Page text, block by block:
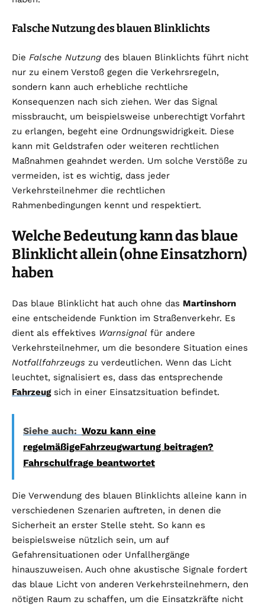
Falsche Nutzung des blauen Blinklichts
Die Falsche Nutzung des blauen Blinklichts führt nicht
nur zu einem Verstoß gegen die Verkehrsregeln,
sondern kann auch erhebliche rechtliche
Konsequenzen nach sich ziehen. Wer das Signal
missbraucht, um beispielsweise unberechtigt Vorfahrt
zu erlangen, begeht eine Ordnungswidrigkeit. Diese
kann mit Geldstrafen oder weiteren rechtlichen
Maßnahmen geahndet werden. Um solche Verstöße zu
vermeiden, ist es wichtig, dass jeder
Verkehrsteilnehmer die rechtlichen
Rahmenbedingungen kennt und respektiert.
Welche Bedeutung kann das blaue
Blinklicht allein (ohne Einsatzhorn)
haben
Das blaue Blinklicht hat auch ohne das Martinshorn
eine entscheidende Funktion im Straßenverkehr. Es
dient als effektives Warnsignal für andere
Verkehrsteilnehmer, um die besondere Situation eines
Notfallfahrzeugs zu verdeutlichen. Wenn das Licht
leuchtet, signalisiert es, dass das entsprechende
Fahrzeugsich in einer Einsatzsituation befindet.
Siehe auch: Wozu kann eine
regelmäßigeFahrzeugwartung beitragen?
Fahrschulfrage beantwortet
Die Verwendung des blauen Blinklichts alleine kann in
verschiedenen Szenarien auftreten, in denen die
Sicherheit an erster Stelle steht. So kann es
beispielsweise nützlich sein, um auf
Gefahrensituationen oder Unfallhergänge
hinauszuweisen. Auch ohne akustische Signale fordert
das blaue Licht von anderen Verkehrsteilnehmern, den
nötigen Raum zu schaffen, um die Einsatzkräfte nicht